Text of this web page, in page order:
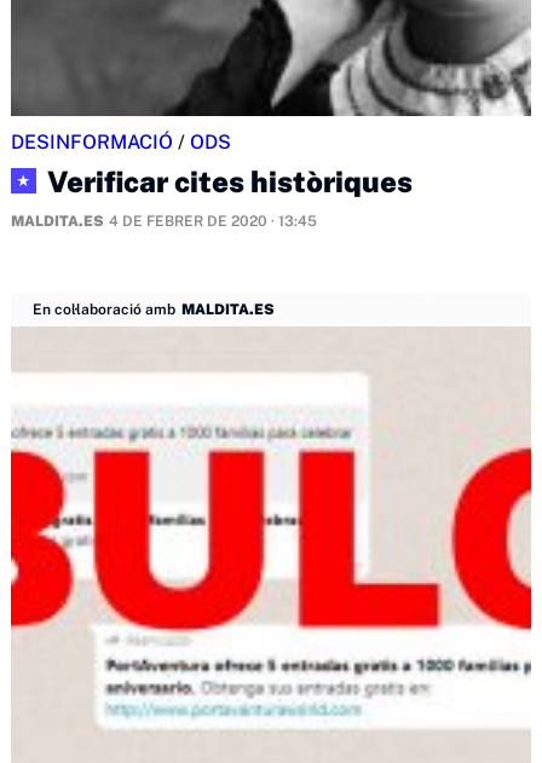
DESINFORMACIÓ / ODS
★ Verificar cites històriques
MALDITA.ES 4 DE FEBRER DE 2020 · 13:45
En col·laboració amb MALDITA.ES